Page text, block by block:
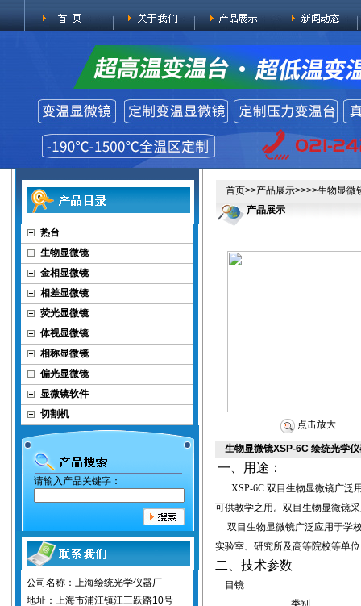
热台
生物显微镜
金相显微镜
相差显微镜
荧光显微镜
体视显微镜
相称显微镜
偏光显微镜
显微镜软件
切割机
请输入产品关键字：
公司名称：上海绘统光学仪器厂
地址：上海市浦江镇江三跃路10号
首页>>产品展示>>>>生物显微
产品展示
点击放大
生物显微镜XSP-6C 绘统光学
一、用途：
XSP-6C 双目 生物显微镜广泛
可供教学之用。双目生物显微镜
双目生物显微镜广泛应用于学
实验室、研究所及高等院校等单
二、技术参数
目镜
类别